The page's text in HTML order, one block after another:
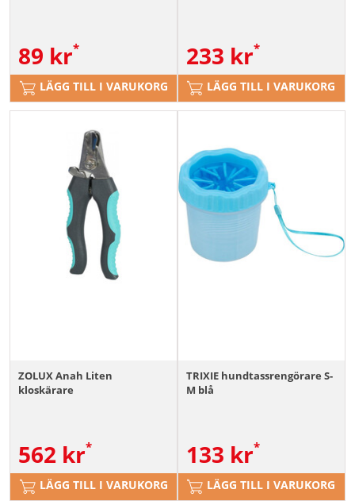
89 kr
LÄGG TILL I VARUKORG
233 kr
LÄGG TILL I VARUKORG
ZOLUX Anah Liten
kloskärare
562 kr
LÄGG TILL I VARUKORG
TRIXIE hundtassrengörare S-
M blå
133 kr
LÄGG TILL I VARUKORG